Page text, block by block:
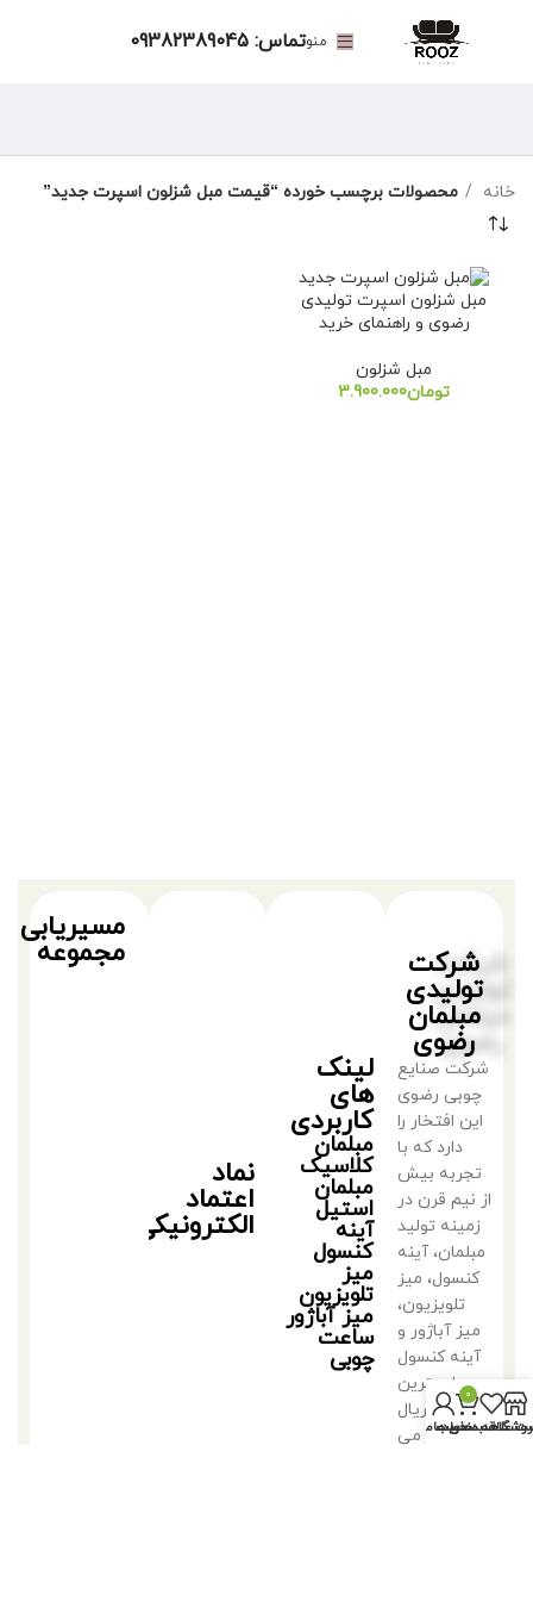
منوتماس: 09382389045
خانه محصولات برچسب خورده “قیمت مبل شزلون اسپرت جدید”
مبل شزلون اسپرت تولیدی
رضوی و راهنمای خرید
مبل شزلون
تومان
شرکت
تولیدی
مبلمان
رضوی
شرکت صنایع
چوبی رضوی
این افتخار را
دارد که با
تجربه بیش
از نیم قرن در
زمینه تولید
مبلمان، آینه
کنسول، میز
تلویزیون،
میز آباژور و
آینه کنسول
با بهترین
متریال
فعالیت می
لینک
های
کاربردی
مبلمان
کلاسیک
مبلمان
استیل
آینه
کنسول
میز
تلویزیون
میز آباژور
ساعت
چوبی
نماد
اعتماد
الکترونیکی
مسیریابی
مجموعه
علاقه مندی ها
0
سبد خرید
حساب من